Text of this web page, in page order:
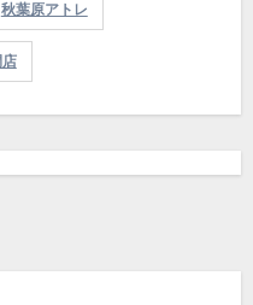
秋葉原アトレ
店